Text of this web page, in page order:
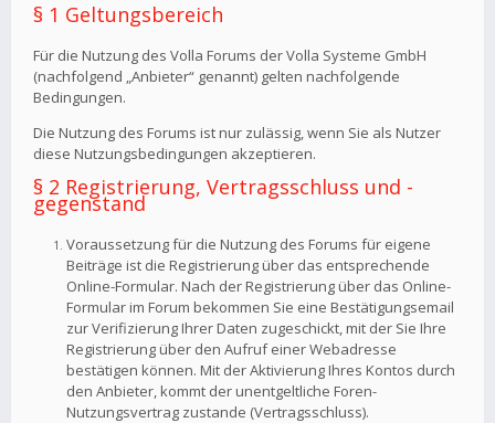
§ 1 Geltungsbereich
Für die Nutzung des Volla Forums der Volla Systeme GmbH
(nachfolgend „Anbieter“ genannt) gelten nachfolgende
Bedingungen.
Die Nutzung des Forums ist nur zulässig, wenn Sie als Nutzer
diese Nutzungsbedingungen akzeptieren.
§ 2 Registrierung, Vertragsschluss und -
gegenstand
Voraussetzung für die Nutzung des Forums für eigene
Beiträge ist die Registrierung über das entsprechende
Online-Formular. Nach der Registrierung über das Online-
Formular im Forum bekommen Sie eine Bestätigungsemail
zur Verifizierung Ihrer Daten zugeschickt, mit der Sie Ihre
Registrierung über den Aufruf einer Webadresse
bestätigen können. Mit der Aktivierung Ihres Kontos durch
den Anbieter, kommt der unentgeltliche Foren-
Nutzungsvertrag zustande (Vertragsschluss).